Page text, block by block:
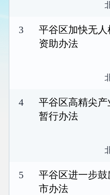
3
平谷区加快无
资助办法
4
平谷区高精尖
暂行办法
5
平谷区进一步
市办法